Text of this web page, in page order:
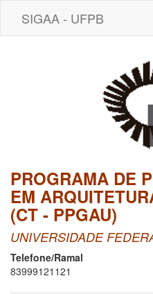
SIGAA - UFPB
PROGRAMA DE
EM
(CT - PPGAU)
UNIVERSIDADE
Telefone/Ramal
83999121121